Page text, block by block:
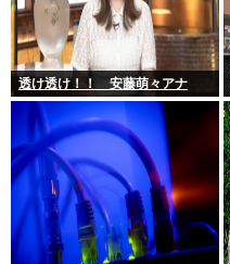
透け透け！！ 安藤萌々アナ